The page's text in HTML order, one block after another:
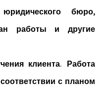
юридического бюро,
работы и другие
клиента. Работа
с планом